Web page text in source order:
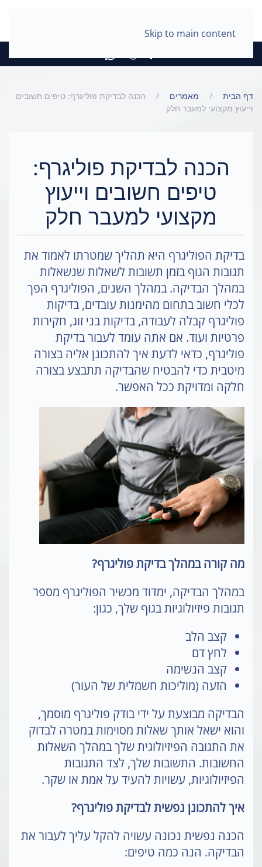
Skip to main content
דף הבית מאמרים
הכנה לבדיקת פוליגרף: טיפים חשובים
וייעוץ מקצועי למעבר חלק
הכנה לבדיקת פוליגרף:
טיפים חשובים וייעוץ
מקצועי למעבר חלק
בדיקת הפוליגרף היא תהליך שמטרתו לאמוד את
תגובות הגוף בזמן תשובות לשאלות שנשאלות
במהלך הבדיקה. במהלך השנים, הפוליגרף הפך
לכלי חשוב בתחום מהימנות עובדים, בדיקות
פוליגרף קבלה לעבודה, בדיקות בני זוג, חקירות
פרטיות ועוד. אם אתה עומד לעבור בדיקת
פוליגרף, כדאי לדעת איך להתכונן אליה בצורה
מיטבית כדי להבטיח שהבדיקה תתבצע בצורה
חלקה ומדויקת ככל האפשר.
מה קורה במהלך בדיקת פוליגרף?
במהלך הבדיקה, ימדוד מכשיר הפוליגרף מספר
תגובות פיזיולוגיות בגוף שלך, כגון:
קצב הלב
לחץ דם
קצב הנשימה
הזעה (מוליכות חשמלית של העור)
הבדיקה מבוצעת על ידי בודק פוליגרף מוסמך,
והוא ישאל אותך שאלות מסוימות במטרה לבדוק
את התגובה הפיזיולוגית שלך במהלך השאלות
החשובות. התשובות שלך, לצד התגובות
הפיזיולוגיות, עשויות להעיד על אמת או שקר.
איך להתכונן נפשית לבדיקת פוליגרף?
הכנה נפשית נכונה עשויה להקל עליך לעבור את
הבדיקה. הנה כמה טיפים: